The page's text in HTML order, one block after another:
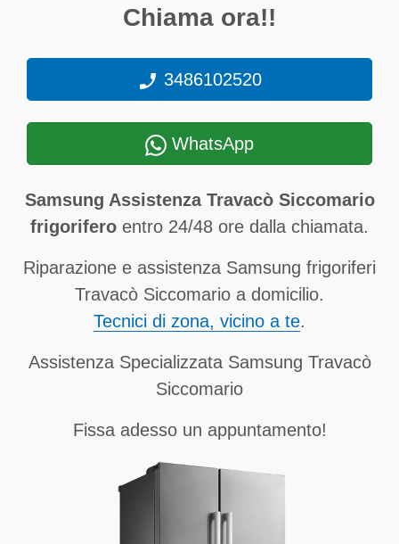
Chiama ora!!
3486102520
WhatsApp
Samsung Assistenza Travacò Siccomario
frigorifero entro 24/48 ore dalla chiamata.
Riparazione e assistenza Samsung frigoriferi
Travacò Siccomario a domicilio.
Tecnici di zona, vicino a te.
Assistenza Specializzata Samsung Travacò
Siccomario
Fissa adesso un appuntamento!